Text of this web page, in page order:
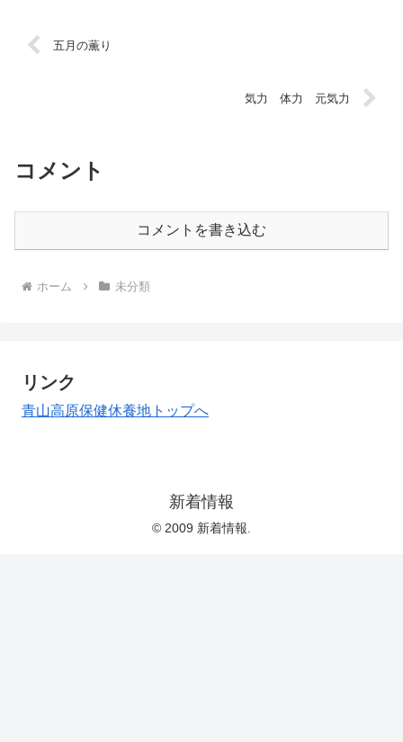
五月の薫り
気力 体力 元気力
コメント
コメントを書き込む
ホーム 未分類
リンク
青山高原保健休養地トップへ
新着情報
© 2009 新着情報.